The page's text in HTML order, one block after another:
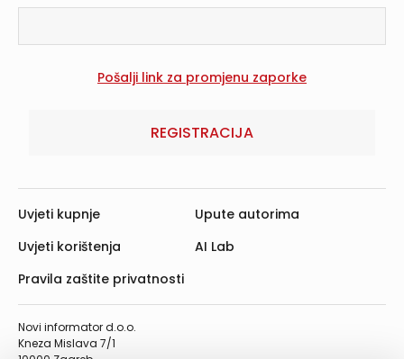
REGISTRACIJA
Novi informator d.o.o.
Kneza Mislava 7/1
Uvjeti kupnje
Uvjeti korištenja
Pravila zaštite privatnosti
Upute autorima
AI Lab